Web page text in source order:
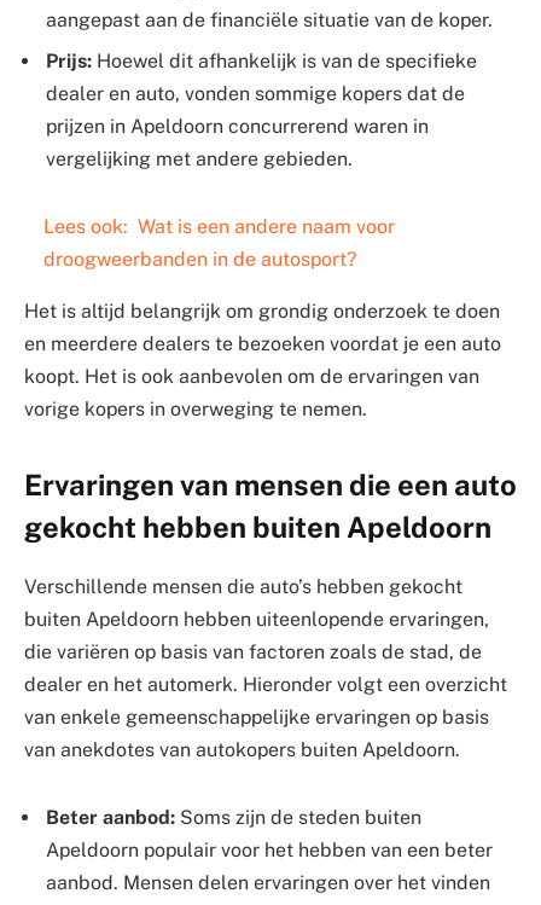
aangepast aan de financiële situatie van de koper.
Prijs: Hoewel dit afhankelijk is van de specifieke
dealer en auto, vonden sommige kopers dat de
prijzen in Apeldoorn concurrerend waren in
vergelijking met andere gebieden.
Lees ook: Wat is een andere naam voor
droogweerbanden in de autosport?
Het is altijd belangrijk om grondig onderzoek te doen
en meerdere dealers te bezoeken voordat je een auto
koopt. Het is ook aanbevolen om de ervaringen van
vorige kopers in overweging te nemen.
Ervaringen van mensen die een auto
gekocht hebben buiten Apeldoorn
Verschillende mensen die auto’s hebben gekocht
buiten Apeldoorn hebben uiteenlopende ervaringen,
die variëren op basis van factoren zoals de stad, de
dealer en het automerk. Hieronder volgt een overzicht
van enkele gemeenschappelijke ervaringen op basis
van anekdotes van autokopers buiten Apeldoorn.
Beter aanbod: Soms zijn de steden buiten
Apeldoorn populair voor het hebben van een beter
aanbod. Mensen delen ervaringen over het vinden